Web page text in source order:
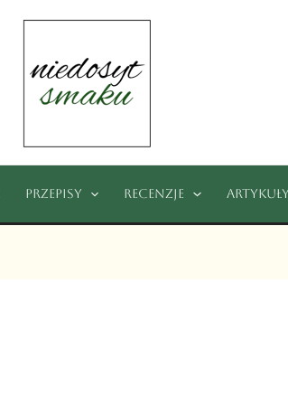
Przepisy Recenzje Artykuły